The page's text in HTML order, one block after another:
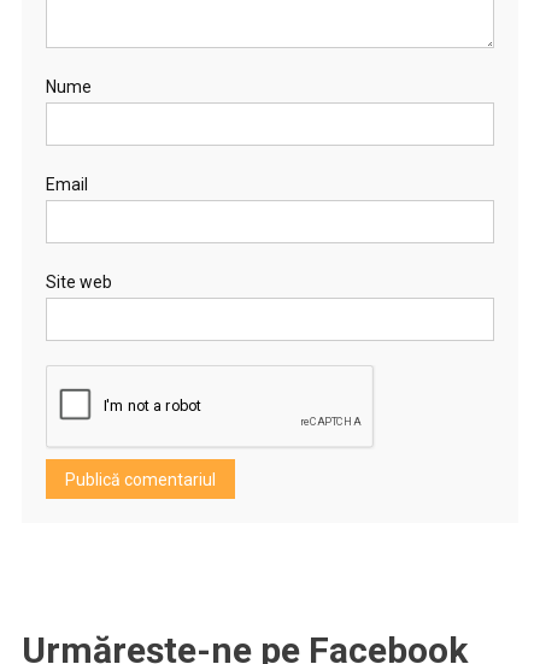
Nume
Email
Site web
Urmărește-ne pe Facebook